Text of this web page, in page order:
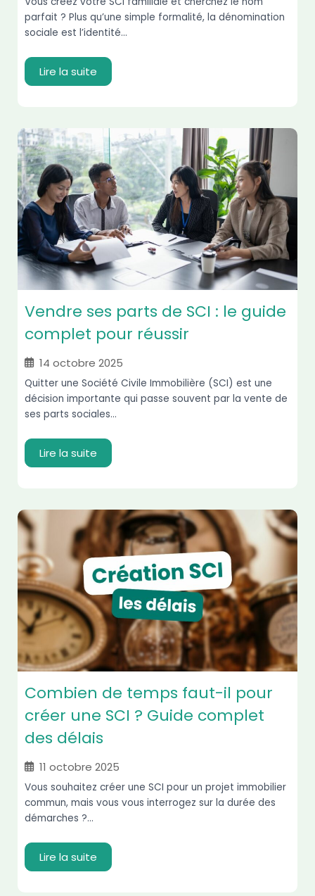
parfait ? Plus qu’une simple formalité, la dénomination
sociale est l’identité...
Lire la suite
Vendre ses parts de SCI : le guide
complet pour réussir
14 octobre 2025
Quitter une Société Civile Immobilière (SCI) est une
décision importante qui passe souvent par la vente de
ses parts sociales...
Lire la suite
Combien de temps faut-il pour
créer une SCI ? Guide complet
des délais
11 octobre 2025
Vous souhaitez créer une SCI pour un projet immobilier
commun, mais vous vous interrogez sur la durée des
démarches ?...
Lire la suite